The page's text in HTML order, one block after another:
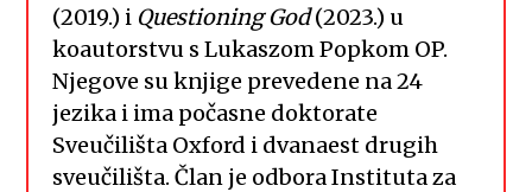
(2019.) i Questioning God(2023.) u
koautorstvu s Lukaszom Popkom OP.
Njegove su knjige prevedene na 24
jezika i ima počasne doktorate
Sveučilišta Oxford i dvanaest drugih
sveučilišta. Član je odbora Instituta za